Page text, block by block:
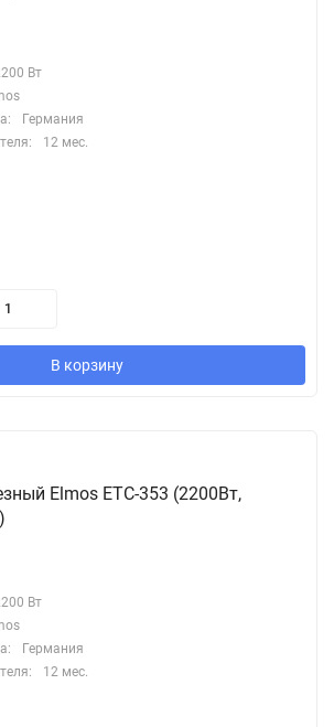
Вт
Германия
12 мес.
В корзину
Elmos ETC-353 (2200Вт,
Вт
Германия
12 мес.